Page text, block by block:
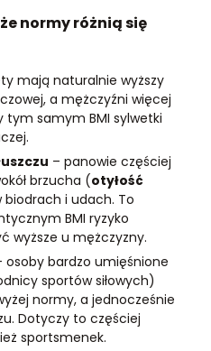
normy różnią się
mają naturalnie wyższy
a mężczyźni więcej
tym samym BMI sylwetki
– panowie częściej
brzucha (otyłość
biodrach i udach. To
BMI ryzyko
wyższe u mężczyzny.
osoby bardzo umięśnione
sportów siłowych)
normy, a jednocześnie
Dotyczy to częściej
sportsmenek.